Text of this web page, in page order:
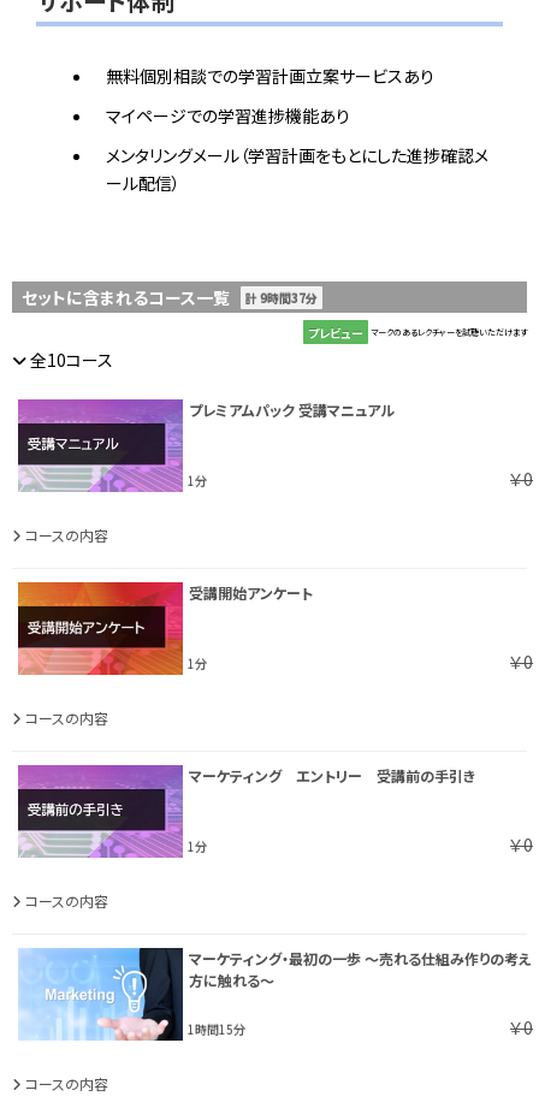
無料個別相談での学習計画立案サービスあり
マイページでの学習進捗機能あり
メンタリングメール（学習計画をもとにした進捗確認メ
ール配信）
セットに含まれるコース一覧 計 9時間37分
プレビュー マークのあるレクチャーを試聴いただけます
全10コース
プレミアムパック 受講マニュアル
1分 ￥0
コースの内容
受講開始アンケート
1分 ￥0
コースの内容
マーケティング エントリー 受講前の手引き
1分 ￥0
コースの内容
マーケティング・最初の一歩 ～売れる仕組み作りの考え
方に触れる～
1時間15分 ￥0
コースの内容